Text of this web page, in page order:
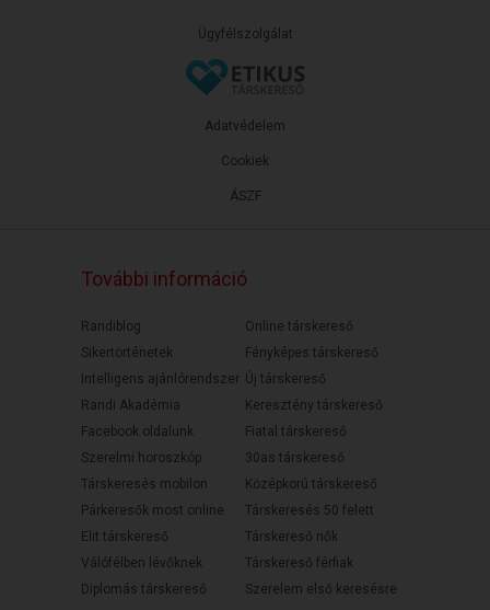
Ügyfélszolgálat
ÁSZF
Adatvédelem
Cookiek
További információ
Randiblog
Sikertörténetek
Intelligens ajánlórendszer
Randi Akadémia
Facebook oldalunk
Szerelmi horoszkóp
Társkeresés mobilon
Párkeresők most online
Elit társkereső
Válófélben lévőknek
Diplomás társkereső
Online társkereső
Fényképes társkereső
Új társkereső
Keresztény társkereső
Fiatal társkereső
30as társkereső
Középkorú társkereső
Társkeresés 50 felett
Társkereső nők
Társkereső férfiak
Szerelem első keresésre